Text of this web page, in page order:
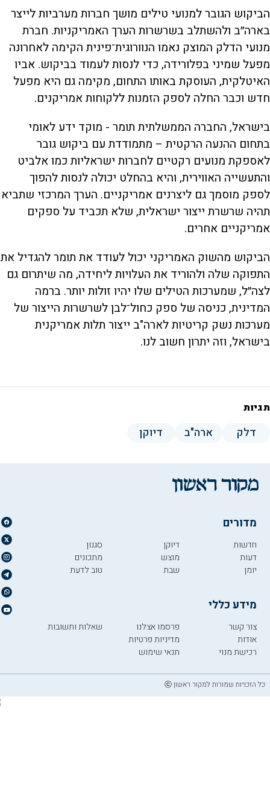
הביקוש הגובר למנועי טילים מושך חברות מערביות לייצר
בארה״ב ולהשתלב בשרשרות הערך האמריקניות. חברת
מנועי הדלק המוצק נאמו הנוורוגית־פינית הקימה לאחרונה
מפעל שמיני בפלורידה, כדי לנסות לעמוד בביקוש. אביו
האיטלקית, העוסקת באותו התחום, מקימה גם היא מפעל
חדש וכבר החלה לספק הזמנות ללקוחות אמריקנים.
בישראל, החברה הממשלתית תומר - מוקד ידע לאומי
בתחום ההנעה הרקטית – מתמודדת עם ביקוש גובר
לאספקת מנועים רקטיים לחברות ישראליות כמו אלביט
והתעשייה האווירית, והיא בהחלט יכולה לנסות להפוך
לספק מוסמך גם ליצרנים אמריקניים. הערך המרכזי שתביא
תהיה שרשרת ייצור ישראלית, שלא תכביד על ספקים
אמריקניים אחרים.
הביקוש מהשוק האמריקני יכול לעודד את תומר להגדיל את
התפוקה שלה ולהוריד את העלויות ליחידה, מה שיתרום גם
לצה״ל, שמערכות הטילים שלו יהיו זולות יותר. ברמה
המדינית, כניסה של ספק כחול־לבן לשרשרות הייצור של
מערכות נשק קריטיות לארה"ב ייצור תלות אמריקנית
בישראל, וזה יתרון חשוב לנו.
תגיות
דלק ארה"ב דיוקן
מדורים
חדשות
דעות
יומן
דיוקן
מוצש
שבת
סגנון
מתכונים
טוב לדעת
מידע כללי
צור קשר
אודות
רכישת מנוי
פרסמו אצלנו
מדיניות פרטיות
תנאי שימוש
שאלות ותשובות
כל הזכויות שמורות למקור ראשון ⓒ